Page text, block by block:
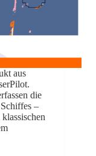
aus
die
–